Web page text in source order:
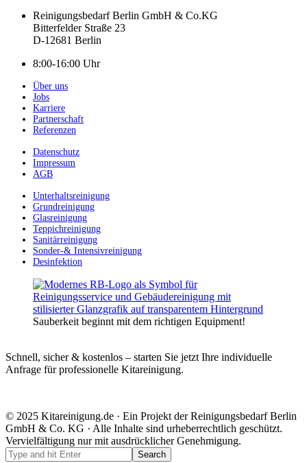
Reinigungsbedarf Berlin GmbH & Co.KG
Bitterfelder Straße 23
D-12681 Berlin
8:00-16:00 Uhr
Über uns
Jobs
Karriere
Partnerschaft
Referenzen
Datenschutz
Impressum
AGB
Unterhaltsreinigung
Grundreinigung
Glasreinigung
Teppichreinigung
Sanitärreinigung
Sonder-& Intensivreinigung
Desinfektion
Sauberkeit beginnt mit dem richtigen Equipment!
Schnell, sicher & kostenlos – starten Sie jetzt Ihre individuelle
Anfrage für professionelle Kitareinigung.
© 2025 Kitareinigung.de · Ein Projekt der Reinigungsbedarf Berlin
GmbH & Co. KG · Alle Inhalte sind urheberrechtlich geschützt.
Vervielfältigung nur mit ausdrücklicher Genehmigung.